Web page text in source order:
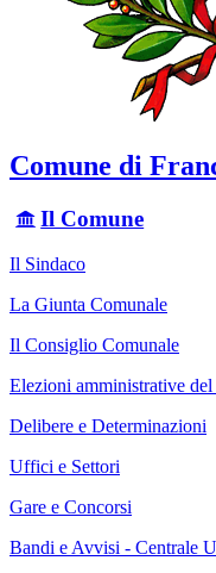
Comune di
Il Comune
Il Sindaco
La Giunta Comunale
Il Consiglio Comunale
Elezioni amministrative
Delibere e Determinazioni
Uffici e Settori
Gare e Concorsi
Bandi e Avvisi - Centrale